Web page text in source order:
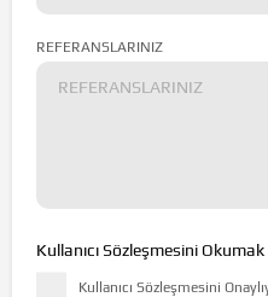
REFERANSLARINIZ
Kullanıcı Sözleşmesini Okumak
Kullanıcı Sözleşmesini